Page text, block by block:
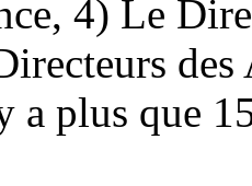
4) Le
des
a plus que